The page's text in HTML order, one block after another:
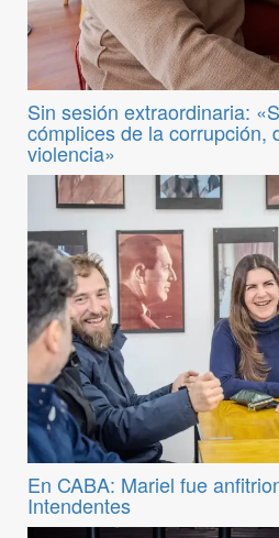
Sin sesión extraordinaria:
cómplices de la corrupción,
violencia»
En CABA: Mariel fue
Intendentes